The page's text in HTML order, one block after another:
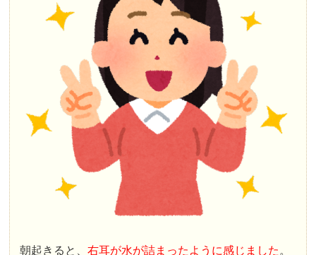
朝起きると、右耳が水が詰まったように感じました。